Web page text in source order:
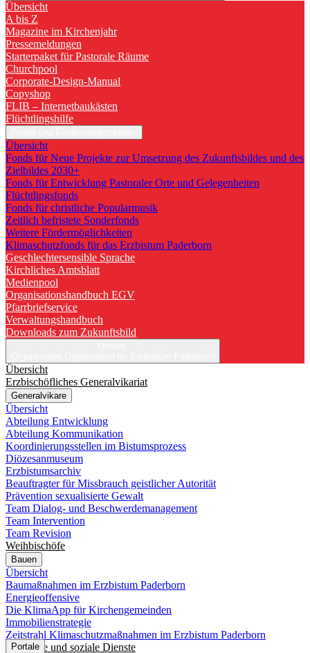
Übersicht
A bis Z
Magazine im Kirchenjahr
Pressemeldungen
Starterpaket für Pastorale Räume
Churchpool
Corporate-Design-Manual
Copyshop
FLIB – Internetbaukästen
Flüchtlingshilfe
Übersicht
Fonds für Neue Projekte zur Umsetzung des Zukunftsbildes und des
Zielbildes 2030+
Fonds für Entwicklung Pastoraler Orte und Gelegenheiten
Flüchtlingsfonds
Fonds für christliche Popularmusik
Zeitlich befristete Sonderfonds
Weitere Fördermöglichkeiten
Klimaschutzfonds für das Erzbistum Paderborn
Geschlechtersensible Sprache
Kirchliches Amtsblatt
Medienpool
Organisationshandbuch EGV
Pfarrbriefservice
Verwaltungshandbuch
Downloads zum Zukunftsbild
Übersicht
Erzbischöfliches Generalvikariat
Generalvikare
Übersicht
Abteilung Entwicklung
Abteilung Kommunikation
Koordinierungsstellen im Bistumsprozess
Diözesanmuseum
Erzbistumsarchiv
Beauftragter für Missbrauch geistlicher Autorität
Prävention sexualisierte Gewalt
Team Dialog- und Beschwerdemanagement
Team Intervention
Team Revision
Weihbischöfe
Bauen
Übersicht
Baumaßnahmen im Erzbistum Paderborn
Energieoffensive
Die KlimaApp für Kirchengemeinden
Immobilienstrategie
Zeitstrahl Klimaschutzmaßnahmen im Erzbistum Paderborn
Caritative und soziale Dienste
Portale